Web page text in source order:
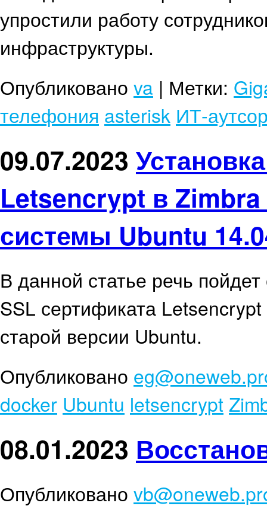
упростили работу
инфраструктуры.
Опубликовано va | Метки:
телефония asterisk ИТ-
09.07.2023
Letsencrypt в
системы Ubuntu
В данной статье речь
SSL сертификата
старой версии Ubuntu.
Опубликовано
docker Ubuntu letsencrypt
08.01.2023
Опубликовано